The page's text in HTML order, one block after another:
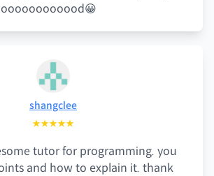
shangclee
★★★★★
tutor for programming. you
and how to explain it. thank